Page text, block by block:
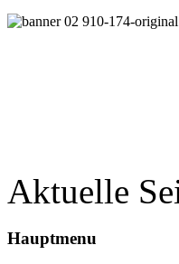
Aktuelle
Hauptmenu